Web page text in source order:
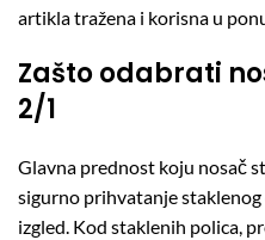
artikla tražena i korisna u
Zašto odabrati
2/1
Glavna prednost koju nosač
sigurno prihvatanje
izgled. Kod staklenih polica,